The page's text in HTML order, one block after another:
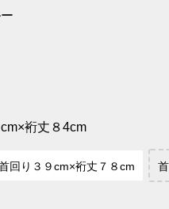
裄丈８4cm
回り３９cm×裄丈７８cm